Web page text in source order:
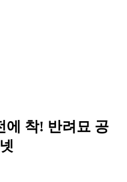
에 착! 반려묘 공